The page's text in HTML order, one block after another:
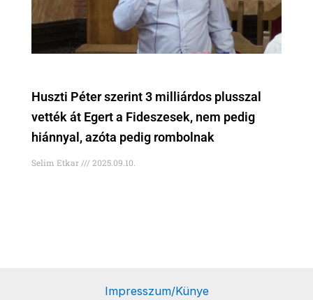
Huszti Péter szerint 3 milliárdos plusszal
vették át Egert a Fideszesek, nem pedig
hiánnyal, azóta pedig rombolnak
Selim Etkar 2025.09.10.
Impresszum/Künye